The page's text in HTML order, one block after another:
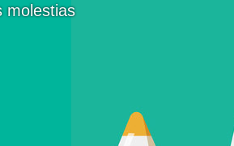
molestias